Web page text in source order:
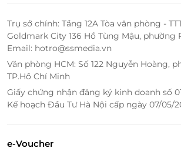
Dịch vụ tiện ích đẳng cấp tại
Không chỉ mang đến không gian
tưởng, Mường Thanh Luxury Đà
thống dịch vụ tiện ích phong phú,
trải nghiệm của bạn:
Nhà hàng & Quán bar:Thưởng
tuyệt hảo.
Trụ sở chính: Tầng 12A Tòa văn phòng -
Goldmark City 136 Hồ Tùng Mậu, phường
Email: hotro@ssmedia.vn
Văn phòng HCM: Số 122 Nguyễn Hoàng,
TP.Hồ Chí Minh
Giấy chứng nhận đăng ký kinh doanh số
Kế hoạch Đầu Tư Hà Nội cấp ngày 07/05/
e-Voucher